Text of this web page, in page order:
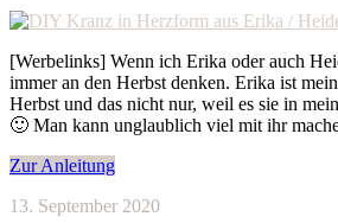
[Werbelinks] Wenn ich Erika oder auch
immer an den Herbst denken. Erika ist
Herbst und das nicht nur, weil es sie in
🙂 Man kann unglaublich viel mit ihr
Zur Anleitung
13. September 2020